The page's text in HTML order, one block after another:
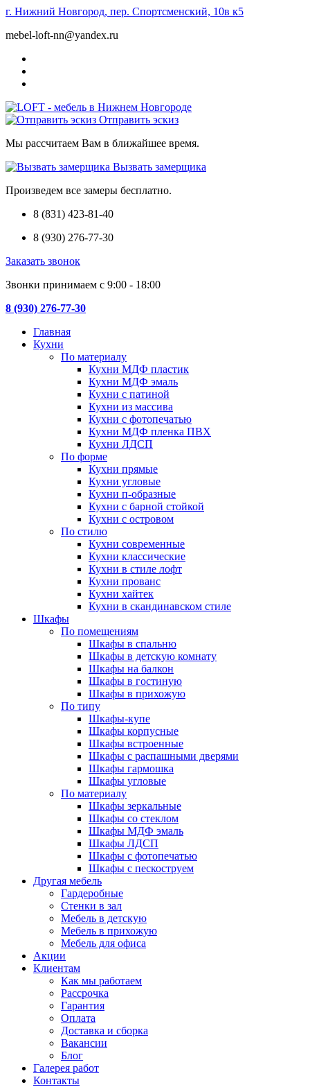
г. Нижний Новгород, пер. Спортсменский, 10в к5
mebel-loft-nn@yandex.ru
Отправить эскиз
Мы рассчитаем Вам в ближайшее время.
Вызвать замерщика
Произведем все замеры бесплатно.
8 (831) 423-81-40
8 (930) 276-77-30
Заказать звонок
Звонки принимаем с 9:00 - 18:00
8 (930) 276-77-30
Главная
Кухни
По материалу
Кухни МДФ пластик
Кухни МДФ эмаль
Кухни с патиной
Кухни из массива
Кухни с фотопечатью
Кухни МДФ пленка ПВХ
Кухни ЛДСП
По форме
Кухни прямые
Кухни угловые
Кухни п-образные
Кухни с барной стойкой
Кухни с островом
По стилю
Кухни современные
Кухни классические
Кухни в стиле лофт
Кухни прованс
Кухни хайтек
Кухни в скандинавском стиле
Шкафы
По помещениям
Шкафы в спальню
Шкафы в детскую комнату
Шкафы на балкон
Шкафы в гостиную
Шкафы в прихожую
По типу
Шкафы-купе
Шкафы корпусные
Шкафы встроенные
Шкафы с распашными дверями
Шкафы гармошка
Шкафы угловые
По материалу
Шкафы зеркальные
Шкафы со стеклом
Шкафы МДФ эмаль
Шкафы ЛДСП
Шкафы с фотопечатью
Шкафы с пескоструем
Другая мебель
Гардеробные
Стенки в зал
Мебель в детскую
Мебель в прихожую
Мебель для офиса
Акции
Клиентам
Как мы работаем
Рассрочка
Гарантия
Оплата
Доставка и сборка
Вакансии
Блог
Галерея работ
Контакты